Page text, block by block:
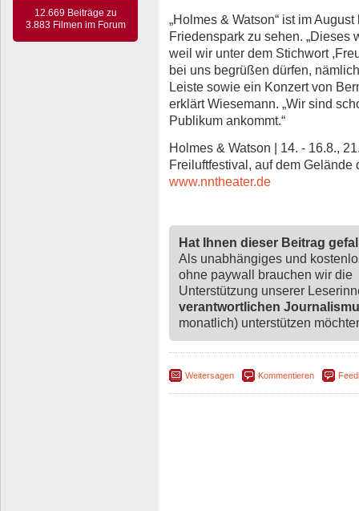
12.669 Beiträge zu
3.883 Filmen im Forum
„Holmes & Watson“ ist im
Friedenspark zu sehen. „Dieses
weil wir unter dem Stichwort
bei uns begrüßen dürfen,
Leiste sowie ein Konzert von
erklärt Wiesemann. „Wir sind
Publikum ankommt.“
Holmes & Watson | 14. - 16.8.,
Freiluftfestival, auf dem
www.nntheater.de
Hat Ihnen dieser Beitrag
Als unabhängiges und
ohne paywall brauchen wir die
Unterstützung unserer
verantwortlichen
monatlich) unterstützen
Weitersagen Kommentieren